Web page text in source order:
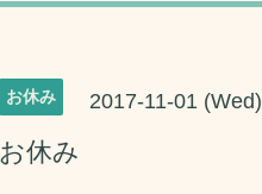
お休み 2017-11-01 (Wed)
お休み